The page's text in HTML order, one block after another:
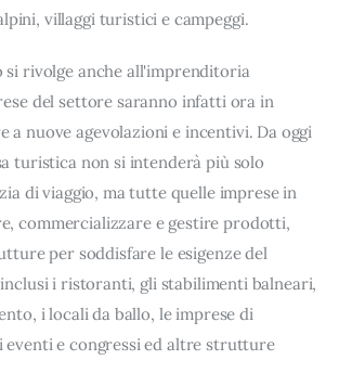
villaggi turistici e campeggi.
si rivolge anche all'imprenditoria
del settore saranno infatti ora in
a nuove agevolazioni e incentivi. Da oggi
turistica non si intenderà più solo
di viaggio, ma tutte quelle imprese in
commercializzare e gestire prodotti,
per soddisfare le esigenze del
i ristoranti, gli stabilimenti balneari,
i locali da ballo, le imprese di
eventi e congressi ed altre strutture